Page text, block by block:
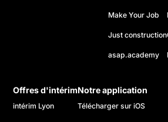
Make Your Job
Just construction
asap.academy
Offres d'intérim
intérim Lyon
Notre application
Télécharger sur iOS